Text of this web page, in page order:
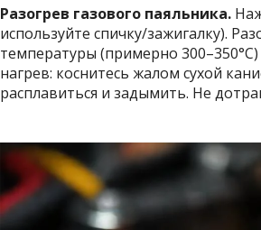
Разогрев газового паяльника.
используйте спичку/зажигалку).
температуры (примерно
нагрев: коснитесь жалом сухой
расплавиться и задымить. Не